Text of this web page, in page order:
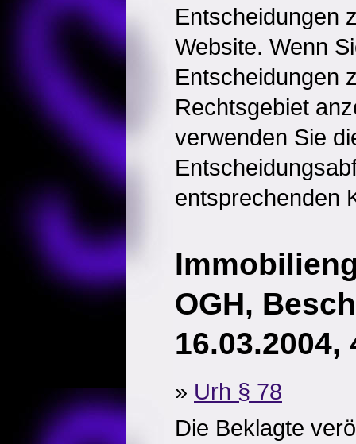
Entscheidungen
Website. Wenn
Entscheidungen
Rechtsgebiet
verwenden Sie
entsprechenden
OGH,
16.03.2004,
» Urh § 78
Die Beklagte